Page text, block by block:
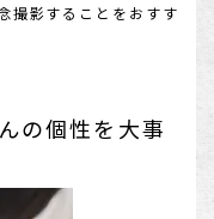
撮影することをおすす
の個性を大事